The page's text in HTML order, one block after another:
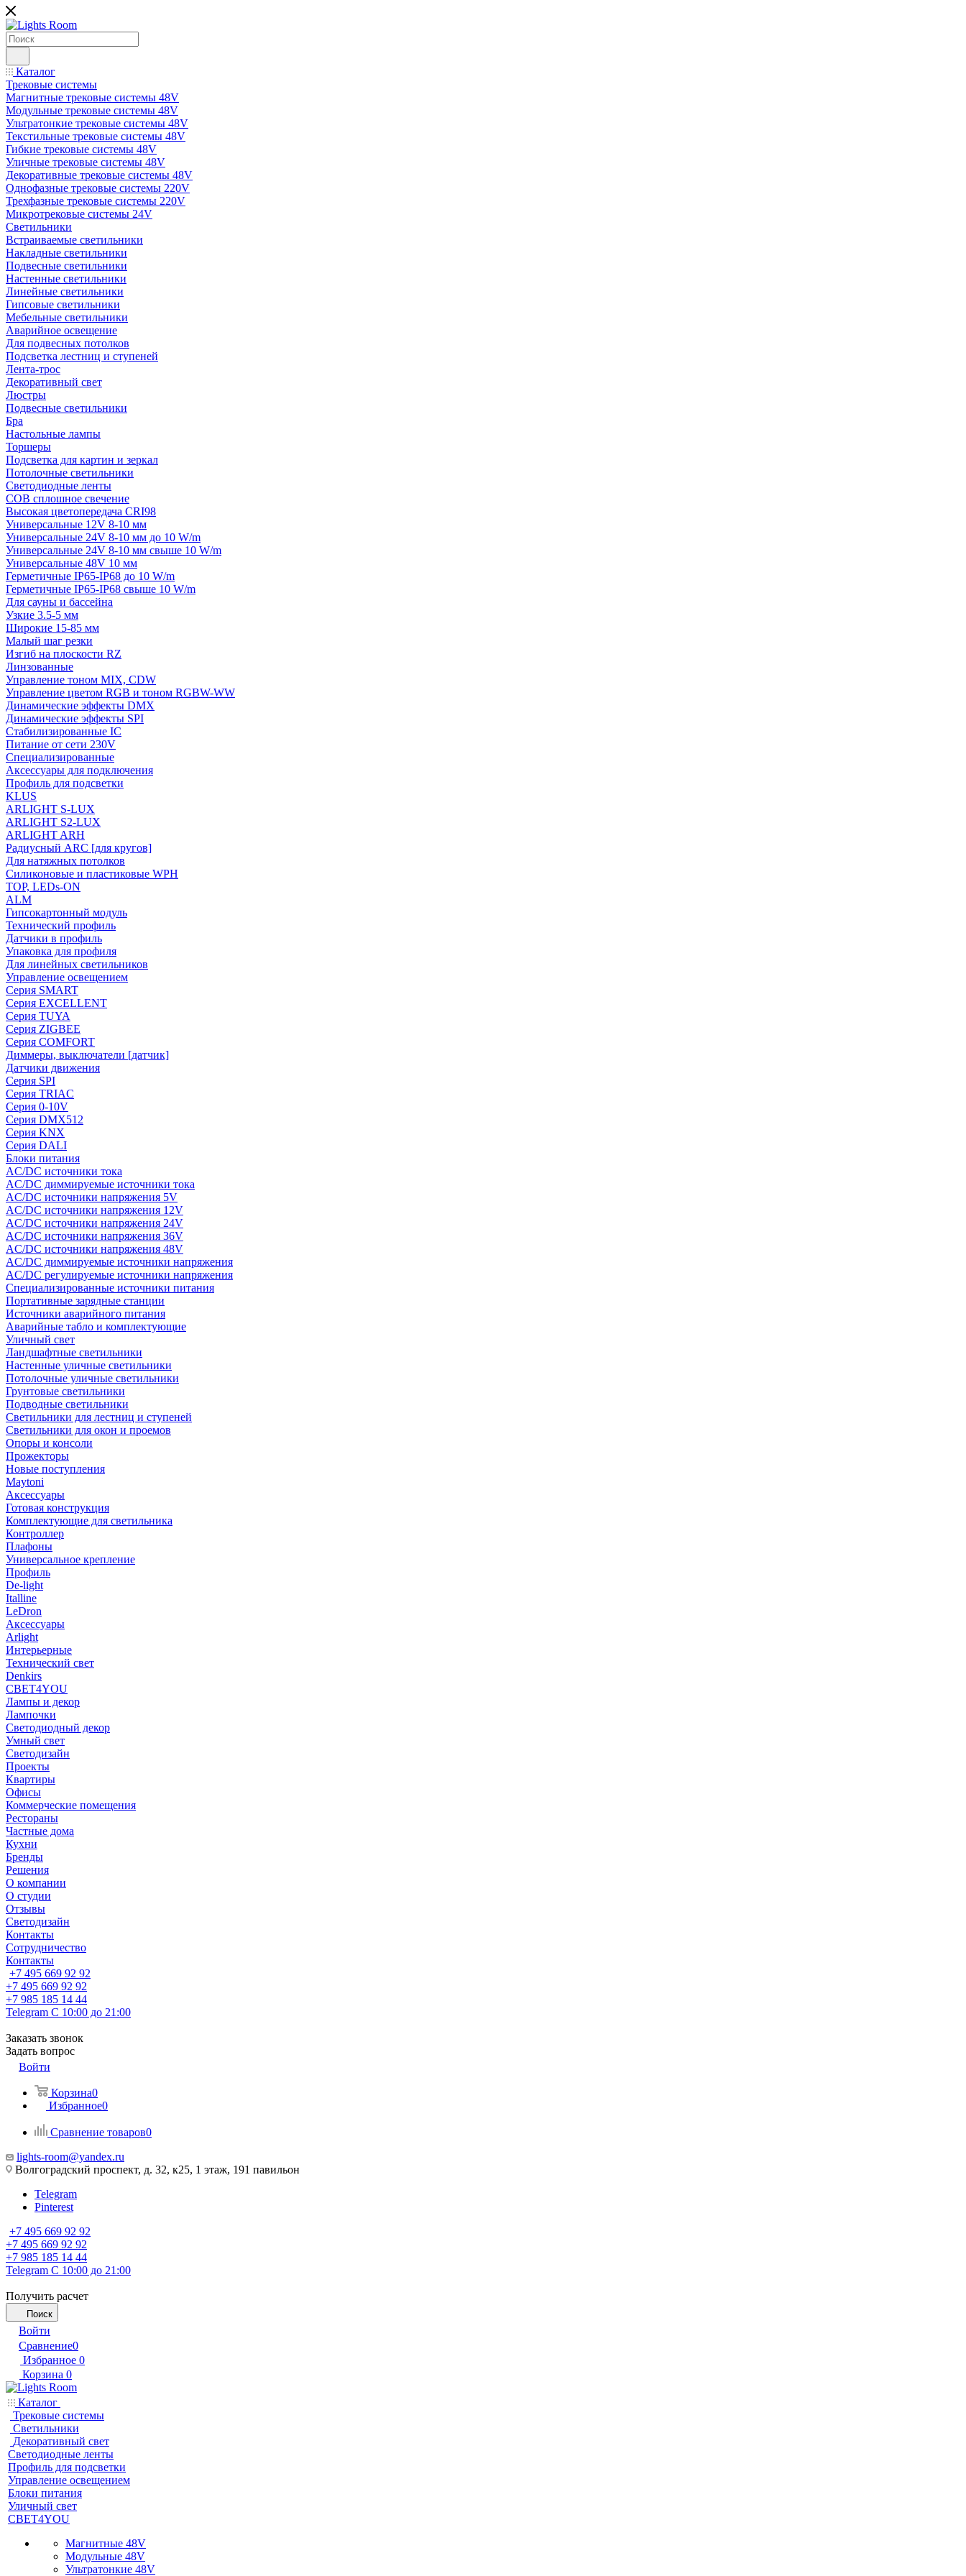
Каталог
Трековые системы
Магнитные трековые системы 48V
Модульные трековые системы 48V
Ультратонкие трековые системы 48V
Текстильные трековые системы 48V
Гибкие трековые системы 48V
Уличные трековые системы 48V
Декоративные трековые системы 48V
Однофазные трековые системы 220V
Трехфазные трековые системы 220V
Микротрековые системы 24V
Светильники
Встраиваемые светильники
Накладные светильники
Подвесные светильники
Настенные светильники
Линейные светильники
Гипсовые светильники
Мебельные светильники
Аварийное освещение
Для подвесных потолков
Подсветка лестниц и ступеней
Лента-трос
Декоративный свет
Люстры
Подвесные светильники
Бра
Настольные лампы
Торшеры
Подсветка для картин и зеркал
Потолочные светильники
Светодиодные ленты
COB сплошное свечение
Высокая цветопередача CRI98
Универсальные 12V 8-10 мм
Универсальные 24V 8-10 мм до 10 W/m
Универсальные 24V 8-10 мм свыше 10 W/m
Универсальные 48V 10 мм
Герметичные IP65-IP68 до 10 W/m
Герметичные IP65-IP68 свыше 10 W/m
Для сауны и бассейна
Узкие 3.5-5 мм
Широкие 15-85 мм
Малый шаг резки
Изгиб на плоскости RZ
Линзованные
Управление тоном MIX, CDW
Управление цветом RGB и тоном RGBW-WW
Динамические эффекты DMX
Динамические эффекты SPI
Стабилизированные IC
Питание от сети 230V
Специализированные
Аксессуары для подключения
Профиль для подсветки
KLUS
ARLIGHT S-LUX
ARLIGHT S2-LUX
ARLIGHT ARH
Радиусный ARC [для кругов]
Для натяжных потолков
Силиконовые и пластиковые WPH
TOP, LEDs-ON
ALM
Гипсокартонный модуль
Технический профиль
Датчики в профиль
Упаковка для профиля
Для линейных светильников
Управление освещением
Серия SMART
Серия EXCELLENT
Серия TUYA
Серия ZIGBEE
Серия COMFORT
Диммеры, выключатели [датчик]
Датчики движения
Серия SPI
Серия TRIAC
Серия 0-10V
Серия DMX512
Серия KNX
Серия DALI
Блоки питания
AC/DC источники тока
AC/DC диммируемые источники тока
AC/DC источники напряжения 5V
AC/DC источники напряжения 12V
AC/DC источники напряжения 24V
AC/DC источники напряжения 36V
AC/DC источники напряжения 48V
AC/DC диммируемые источники напряжения
AC/DC регулируемые источники напряжения
Специализированные источники питания
Портативные зарядные станции
Источники аварийного питания
Аварийные табло и комплектующие
Уличный свет
Ландшафтные светильники
Настенные уличные светильники
Потолочные уличные светильники
Грунтовые светильники
Подводные светильники
Светильники для лестниц и ступеней
Светильники для окон и проемов
Опоры и консоли
Прожекторы
Новые поступления
Maytoni
Аксессуары
Готовая конструкция
Комплектующие для светильника
Контроллер
Плафоны
Универсальное крепление
Профиль
De-light
Italline
LeDron
Аксессуары
Arlight
Интерьерные
Технический свет
Denkirs
СВЕТ4YOU
Лампы и декор
Лампочки
Светодиодный декор
Умный свет
Светодизайн
Проекты
Квартиры
Офисы
Коммерческие помещения
Рестораны
Частные дома
Кухни
Бренды
Решения
О компании
О студии
Отзывы
Светодизайн
Контакты
Сотрудничество
Контакты
+7 495 669 92 92
+7 495 669 92 92
+7 985 185 14 44
Telegram С 10:00 до 21:00
Заказать звонок
Задать вопрос
Войти
Корзина0
Избранное0
Сравнение товаров0
lights-room@yandex.ru
Волгоградский проспект, д. 32, к25, 1 этаж, 191 павильон
Telegram
Pinterest
+7 495 669 92 92
+7 495 669 92 92
+7 985 185 14 44
Telegram С 10:00 до 21:00
Получить расчет
Поиск
Войти
Сравнение0
Избранное 0
Корзина 0
Каталог
Трековые системы
Светильники
Декоративный свет
Светодиодные ленты
Профиль для подсветки
Управление освещением
Блоки питания
Уличный свет
СВЕТ4YOU
Магнитные 48V
Модульные 48V
Ультратонкие 48V